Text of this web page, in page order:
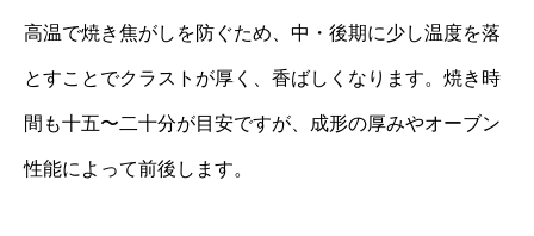
高温で焼き焦がしを防ぐため、中・後期に少し温度を落
とすことでクラストが厚く、香ばしくなります。焼き時
間も十五〜二十分が目安ですが、成形の厚みやオーブン
性能によって前後します。